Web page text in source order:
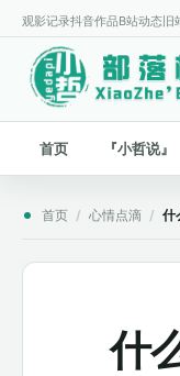
观影记录抖音作品B站动态 旧
首页 『小哲说』
首页 / 心情点滴 / 什
什